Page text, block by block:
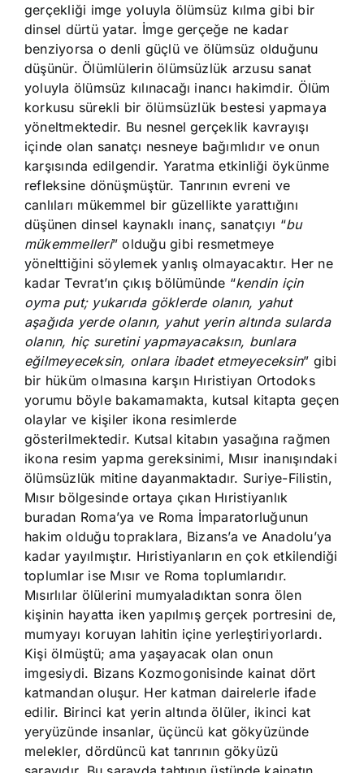
gerçekliği imge yoluyla ölümsüz kılma gibi bir
dinsel dürtü yatar. İmge gerçeğe ne kadar
benziyorsa o denli güçlü ve ölümsüz olduğunu
düşünür. Ölümlülerin ölümsüzlük arzusu sanat
yoluyla ölümsüz kılınacağı inancı hakimdir. Ölüm
korkusu sürekli bir ölümsüzlük bestesi yapmaya
yöneltmektedir. Bu nesnel gerçeklik kavrayışı
içinde olan sanatçı nesneye bağımlıdır ve onun
karşısında edilgendir. Yaratma etkinliği öykünme
refleksine dönüşmüştür. Tanrının evreni ve
canlıları mükemmel bir güzellikte yarattığını
düşünen dinsel kaynaklı inanç, sanatçıyı “bu
mükemmelleri” olduğu gibi resmetmeye
yönelttiğini söylemek yanlış olmayacaktır. Her ne
kadar Tevrat’ın çıkış bölümünde “kendin için
oyma put; yukarıda göklerde olanın, yahut
aşağıda yerde olanın, yahut yerin altında sularda
olanın, hiç suretini yapmayacaksın, bunlara
eğilmeyeceksin, onlara ibadet etmeyeceksin” gibi
bir hüküm olmasına karşın Hıristiyan Ortodoks
yorumu böyle bakamamakta, kutsal kitapta geçen
olaylar ve kişiler ikona resimlerde
gösterilmektedir. Kutsal kitabın yasağına rağmen
ikona resim yapma gereksinimi, Mısır inanışındaki
ölümsüzlük mitine dayanmaktadır. Suriye-Filistin,
Mısır bölgesinde ortaya çıkan Hıristiyanlık
buradan Roma’ya ve Roma İmparatorluğunun
hakim olduğu topraklara, Bizans’a ve Anadolu’ya
kadar yayılmıştır. Hıristiyanların en çok etkilendiği
toplumlar ise Mısır ve Roma toplumlarıdır.
Mısırlılar ölülerini mumyaladıktan sonra ölen
kişinin hayatta iken yapılmış gerçek portresini de,
mumyayı koruyan lahitin içine yerleştiriyorlardı.
Kişi ölmüştü; ama yaşayacak olan onun
imgesiydi. Bizans Kozmogonisinde kainat dört
katmandan oluşur. Her katman dairelerle ifade
edilir. Birinci kat yerin altında ölüler, ikinci kat
yeryüzünde insanlar, üçüncü kat gökyüzünde
melekler, dördüncü kat tanrının gökyüzü